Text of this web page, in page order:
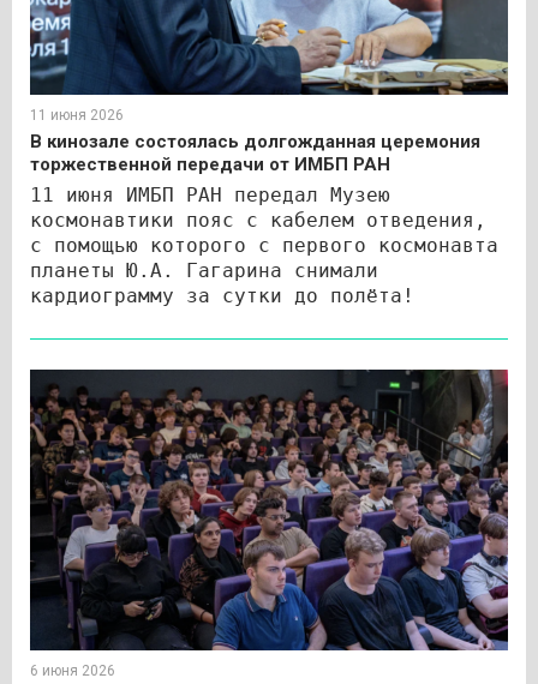
11 июня 2026
В кинозале состоялась долгожданная церемония
торжественной передачи от ИМБП РАН
11 июня ИМБП РАН передал Музею
космонавтики пояс с кабелем отведения,
с помощью которого с первого космонавта
планеты Ю.А. Гагарина снимали
кардиограмму за сутки до полёта!
6 июня 2026